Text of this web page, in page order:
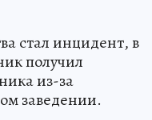
стал инцидент, в
получил
из-за
заведении.